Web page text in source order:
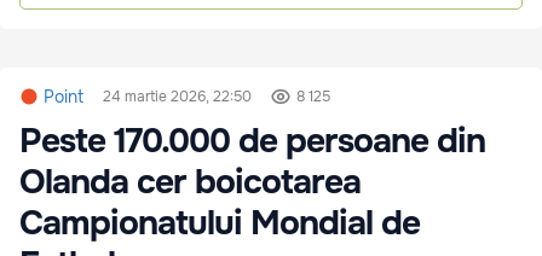
Point 24 martie 2026, 22:50 8 125
Peste 170.000 de persoane din
Olanda cer boicotarea
Campionatului Mondial de